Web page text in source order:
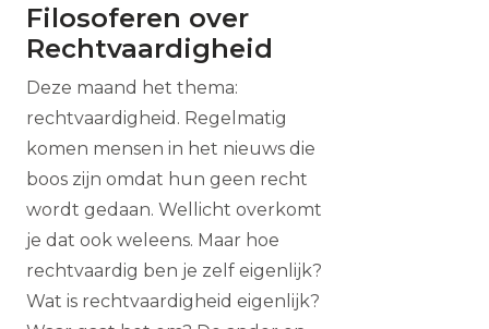
Filosoferen over
Rechtvaardigheid
Deze maand het thema:
rechtvaardigheid. Regelmatig
komen mensen in het nieuws die
boos zijn omdat hun geen recht
wordt gedaan. Wellicht overkomt
je dat ook weleens. Maar hoe
rechtvaardig ben je zelf eigenlijk?
Wat is rechtvaardigheid eigenlijk?